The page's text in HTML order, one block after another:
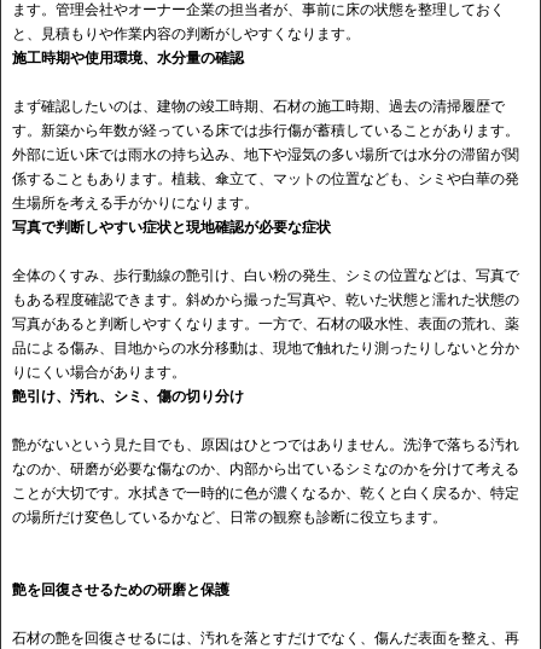
ます。管理会社やオーナー企業の担当者が、事前に床の状態を整理しておく
と、見積もりや作業内容の判断がしやすくなります。
施工時期や使用環境、水分量の確認
まず確認したいのは、建物の竣工時期、石材の施工時期、過去の清掃履歴で
す。新築から年数が経っている床では歩行傷が蓄積していることがあります。
外部に近い床では雨水の持ち込み、地下や湿気の多い場所では水分の滞留が関
係することもあります。植栽、傘立て、マットの位置なども、シミや白華の発
生場所を考える手がかりになります。
写真で判断しやすい症状と現地確認が必要な症状
全体のくすみ、歩行動線の艶引け、白い粉の発生、シミの位置などは、写真で
もある程度確認できます。斜めから撮った写真や、乾いた状態と濡れた状態の
写真があると判断しやすくなります。一方で、石材の吸水性、表面の荒れ、薬
品による傷み、目地からの水分移動は、現地で触れたり測ったりしないと分か
りにくい場合があります。
艶引け、汚れ、シミ、傷の切り分け
艶がないという見た目でも、原因はひとつではありません。洗浄で落ちる汚れ
なのか、研磨が必要な傷なのか、内部から出ているシミなのかを分けて考える
ことが大切です。水拭きで一時的に色が濃くなるか、乾くと白く戻るか、特定
の場所だけ変色しているかなど、日常の観察も診断に役立ちます。
艶を回復させるための研磨と保護
石材の艶を回復させるには、汚れを落とすだけでなく、傷んだ表面を整え、再